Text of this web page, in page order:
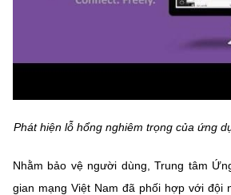
Cơ quan chủ quản: Bộ Khoa học và Công
Phát hiện lỗ hổng nghiêm trọng của ứng
Nhằm bảo vệ người dùng, Trung tâm
gian mạng Việt Nam đã phối hợp với đội